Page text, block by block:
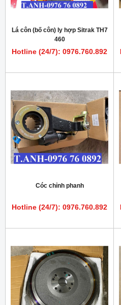
Lá côn (bố côn) ly hợp Sitrak TH7
460
Hotline (24/7): 0976.760.892
Cóc chỉnh phanh
Hotline (24/7): 0976.760.892